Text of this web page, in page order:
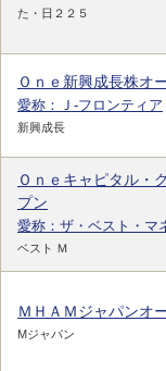
た・日２２５
Ｏｎｅ新興成長株オ
愛称：Ｊ-フロンティア
新興成長
Ｏｎｅキャピタル・
プン
愛称：ザ・ベスト・マ
ベスト Ｍ
ＭＨＡＭジャパンオ
Mジャパン